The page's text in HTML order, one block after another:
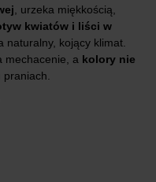
, urzeka miękkością,
kwiatów i liści w
naturalny, kojący klimat.
mechacenie, a kolory nie